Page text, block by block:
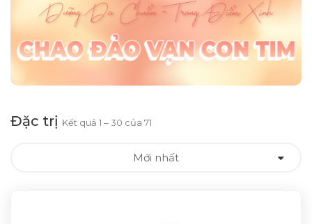
Đặc trị Kết quả 1 – 30 của 71
Mới nhất